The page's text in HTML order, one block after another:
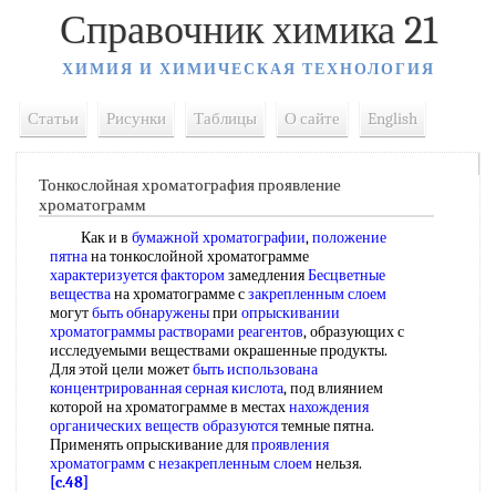
Справочник химика 21
ХИМИЯ И ХИМИЧЕСКАЯ ТЕХНОЛОГИЯ
Статьи Рисунки Таблицы О сайте English
Тонкослойная хроматография проявление
хроматограмм
Как и в бумажной хроматографии,положение
пятнана тонкослойной хроматограмме
характеризуется факторомзамедленияБесцветные
веществана хроматограмме сзакрепленным слоем
могутбыть обнаруженыпри опрыскивании
хроматограммырастворами реагентов, образующих с
исследуемыми веществами окрашенные продукты.
Для этой цели можетбыть использована
концентрированная серная кислота, под влиянием
которой на хроматограмме в местахнахождения
органическихвеществ образуютсятемные пятна.
Применять опрыскивание дляпроявления
хроматограммснезакрепленным слоемнельзя.
[c.48]